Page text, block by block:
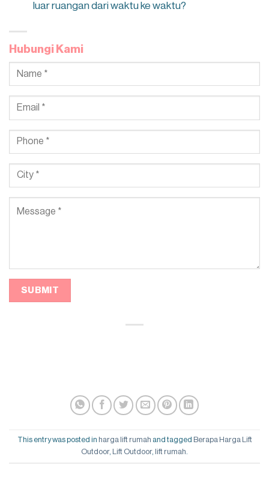
luar ruangan dari waktu ke waktu?
Hubungi Kami
This entry was posted in harga lift rumah and tagged Berapa Harga Lift
Outdoor, Lift Outdoor, lift rumah.